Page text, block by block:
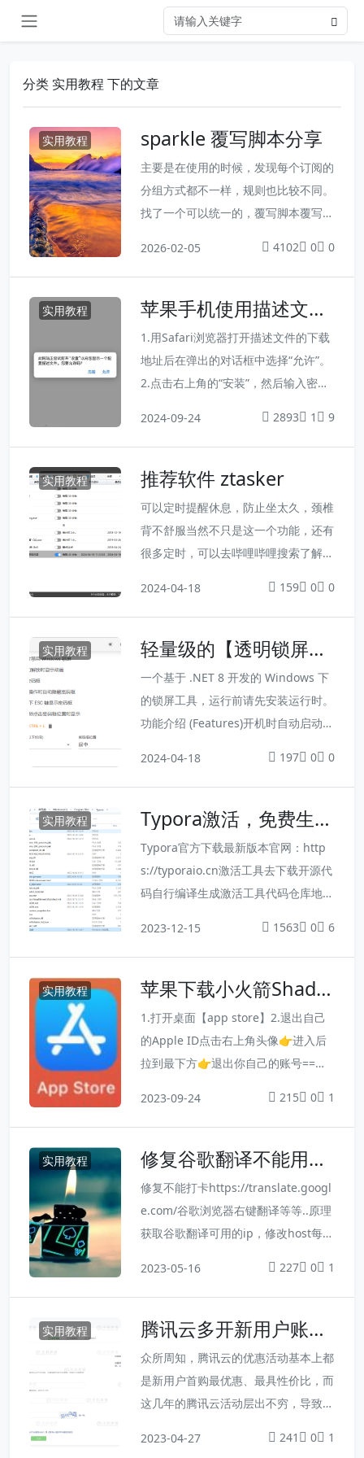
分类 实用教程 下的文章
实用教程 sparkle 覆写脚本分享
主要是在使用的时候，发现每个订阅的
分组方式都不一样，规则也比较不同。
找了一个可以统一的，覆写脚本覆写新
main(params) { if (!params.proxies)
return params; overwriteBasicOpti
2026-02-05 4102 0 0
实用教程
苹果手机使用描述文件
去广告优化dns解析
1.用Safari浏览器打开描述文件的下载
地址后在弹出的对话框中选择“允许”。
2.点击右上角的“安装”，然后输入密
zoue.com/b0cuho70b密码:[hide]66
66（评论可见）[/hide]
2024-09-24 2893 1 9
实用教程 推荐软件 ztasker
可以定时提醒休息，防止坐太久，颈椎
背不舒服当然不只是这一个功能，还有
很多定时，可以去哔哩哔哩搜索了解下
2024-04-18 159 0 0
实用教程
轻量级的【透明锁屏】
工具
一个基于 .NET 8 开发的 Windows 下
的锁屏工具，运行前请先安装运行时。
功能介绍 (Features)开机时自动启动<
Windows 锁屏<br/>Disable Window
s lock screen✔️屏蔽任务管理器...
2024-04-18 197 0 0
实用教程
Typora激活，免费生成
序列号
Typora官方下载最新版本官网：http
s://typoraio.cn激活工具去下载开源代
码自行编译生成激活工具代码仓库地
接使用我编译好的软件1、下载：http
s://wwu.lanzoub.com/iUn051hz7t5a
2023-12-15 1563 0 6
实用教程
苹果下载小火箭Shado
wrocket
1.打开桌面【app store】2.退出自己
的Apple ID点击右上角头像👉进入后
拉到最下方👉退出你自己的账号==敲
ID账号密码登录下载小火箭==[hide]这
里编辑隐藏文本（评论可见）3.打开
e ID】的账号与密码，登陆注意:👇教
2023-09-24 215 0 1
实用教程
修复谷歌翻译不能用软
件
修复不能打卡https://translate.googl
e.com/谷歌浏览器右键翻译等等..原理
获取谷歌翻译可用的ip，修改host每次
master/src/GoogleTranslateIpChec
k/GoogleTranslateIpCheck/ip.txt
2023-05-16 227 0 1
实用教程
腾讯云多开新用户账
号，撸新用户优惠，一
个身份证开8个新用户
账号
众所周知，腾讯云的优惠活动基本上都
是新用户首购最优惠、最具性价比，而
这几年的腾讯云活动层出不穷，导致新
2023-04-27 241 0 1